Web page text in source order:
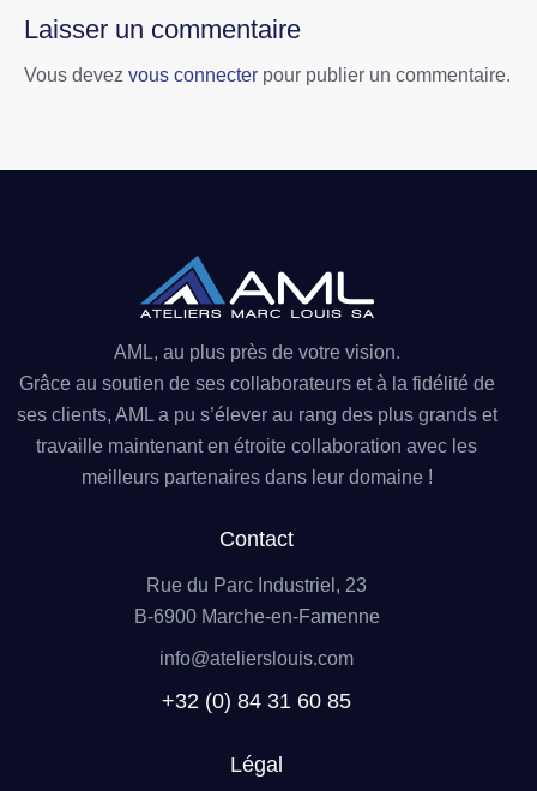
Laisser un commentaire
Vous devez vous connecter pour publier un commentaire.
AML, au plus près de votre vision.
Grâce au soutien de ses collaborateurs et à la fidélité de
ses clients, AML a pu s’élever au rang des plus grands et
travaille maintenant en étroite collaboration avec les
meilleurs partenaires dans leur domaine !
Contact
Rue du Parc Industriel, 23
B-6900 Marche-en-Famenne
info@atelierslouis.com
+32 (0) 84 31 60 85
Légal